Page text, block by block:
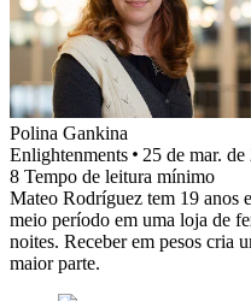
Polina Gankina
Enlightenments
25 de mar. de
8 Tempo de leitura mínimo
Mateo Rodríguez tem 19 anos
meio período em uma loja de
noites. Receber em pesos cria
maior parte.